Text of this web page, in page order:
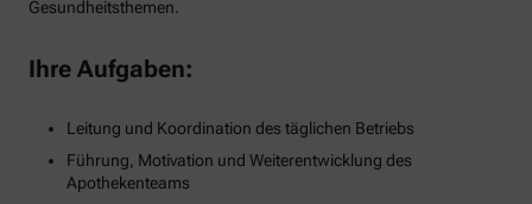
Gesundheitsthemen.
Ihre Aufgaben:
Leitung und Koordination des täglichen Betriebs
Führung, Motivation und Weiterentwicklung des
Apothekenteams